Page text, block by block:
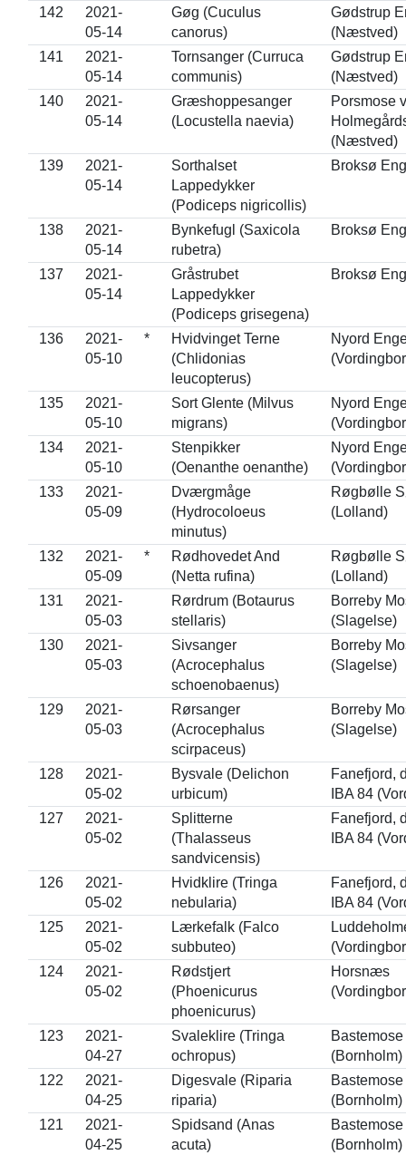
142
2021-
05-14
Gøg (Cuculus
canorus)
Gødstrup
(Næstved)
141
2021-
05-14
Tornsanger (Curruca
communis)
Gødstrup
(Næstved)
140
2021-
05-14
Græshoppesanger
(Locustella naevia)
Porsmose
(Næstved)
139
2021-
05-14
Sorthalset
Lappedykker
(Podiceps nigricollis)
Broksø
138
2021-
05-14
Bynkefugl (Saxicola
rubetra)
Broksø
137
2021-
05-14
Gråstrubet
Lappedykker
(Podiceps grisegena)
Broksø
136
2021-
05-10
*
Hvidvinget Terne
(Chlidonias
leucopterus)
Nyord
135
2021-
05-10
Sort Glente (Milvus
migrans)
Nyord
134
2021-
05-10
Stenpikker
(Oenanthe oenanthe)
Nyord
133
2021-
05-09
Dværgmåge
(Hydrocoloeus
minutus)
Røgbølle
(Lolland)
132
2021-
05-09
*
Rødhovedet And
(Netta rufina)
Røgbølle
(Lolland)
131
2021-
05-03
Rørdrum (Botaurus
stellaris)
Borreby
(Slagelse)
130
2021-
05-03
Sivsanger
(Acrocephalus
schoenobaenus)
Borreby
(Slagelse)
129
2021-
05-03
Rørsanger
(Acrocephalus
scirpaceus)
Borreby
(Slagelse)
128
2021-
05-02
Bysvale (Delichon
urbicum)
Fanefjord,
IBA 84
127
2021-
05-02
Splitterne
(Thalasseus
sandvicensis)
Fanefjord,
IBA 84
126
2021-
05-02
Hvidklire (Tringa
nebularia)
Fanefjord,
IBA 84
125
2021-
05-02
Lærkefalk (Falco
subbuteo)
124
2021-
05-02
Rødstjert
(Phoenicurus
phoenicurus)
Horsnæs
123
2021-
04-27
Svaleklire (Tringa
ochropus)
Bastemose
(Bornholm)
122
2021-
04-25
Digesvale (Riparia
riparia)
Bastemose
(Bornholm)
121
2021-
04-25
Spidsand (Anas
acuta)
Bastemose
(Bornholm)